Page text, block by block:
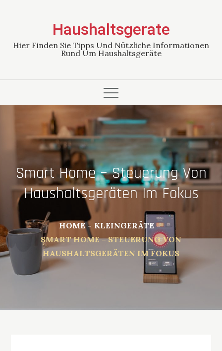
Haushaltsgerate
Hier Finden Sie Tipps Und Nützliche Informationen
Rund Um Haushaltsgeräte
Smart Home – Steuerung Von
Haushaltsgeräten Im Fokus
HOME
KLEINGERÄTE
SMART HOME – STEUERUNG VON
HAUSHALTSGERÄTEN IM FOKUS